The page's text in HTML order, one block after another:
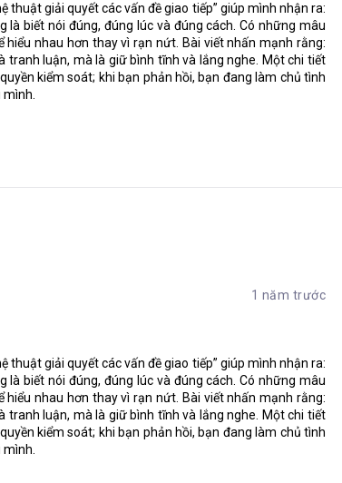
nếu bạn muốn đọc gấp những gợi ý giải quyết xung đột
4 – Quản lý quy trình làm việc: Các công cụ giao tiếp.
nói về vấn đề gì. Thật ra, “công cụ giao tiếp” ở đây là chỉ
ngẫm phải không nào?
dụ về quy trình làm việc mang nhiều yếu tố giao tiếp.
ký hợp đồng. Việc giao tiếp giữa nhân viên kinh doanh và
thuật giải quyết các vấn đề giao tiếp” giúp mình nhận ra:
biết nói đúng, đúng lúc và đúng cách. Có những mâu
nhau hơn thay vì rạn nứt. Bài viết nhấn mạnh rằng:
tranh luận, mà là giữ bình tĩnh và lắng nghe. Một chi tiết
kiểm soát; khi bạn phản hồi, bạn đang làm chủ tình
1 năm trước
thuật giải quyết các vấn đề giao tiếp” giúp mình nhận ra:
biết nói đúng, đúng lúc và đúng cách. Có những mâu
nhau hơn thay vì rạn nứt. Bài viết nhấn mạnh rằng:
tranh luận, mà là giữ bình tĩnh và lắng nghe. Một chi tiết
kiểm soát; khi bạn phản hồi, bạn đang làm chủ tình